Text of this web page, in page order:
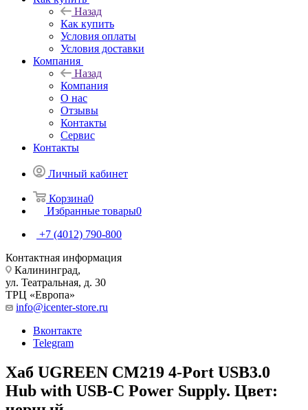
Назад
Как купить
Условия оплаты
Условия доставки
Компания
Назад
Компания
О нас
Отзывы
Контакты
Сервис
Контакты
Личный кабинет
Корзина0
Избранные товары0
+7 (4012) 790-800
Контактная информация
Калининград,
ул. Театральная, д. 30
ТРЦ «Европа»
info@icenter-store.ru
Вконтакте
Telegram
Хаб UGREEN CM219 4-Port USB3.0
Hub with USB-C Power Supply. Цвет: